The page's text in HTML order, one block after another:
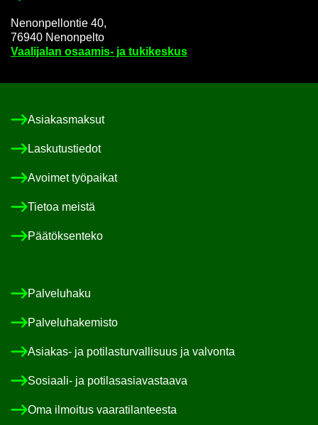
Ne­non­pel­lon­tie 40,
76940 Ne­non­pel­to
Vaa­li­ja­lan osaamis-​ ja tu­ki­kes­kus
Asia­kas­mak­sut
Las­ku­tus­tie­dot
Avoi­met työ­pai­kat
Tie­toa meis­tä
Pää­tök­sen­te­ko
Pal­ve­lu­ha­ku
Pal­ve­lu­ha­ke­mis­to
Asiakas-​ ja po­ti­las­tur­val­li­suus ja val­von­ta
Sosiaali-​ ja po­ti­las­asia­vas­taa­va
Oma il­moi­tus vaa­ra­ti­lan­tees­ta